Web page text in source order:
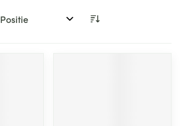
Sorteer op: